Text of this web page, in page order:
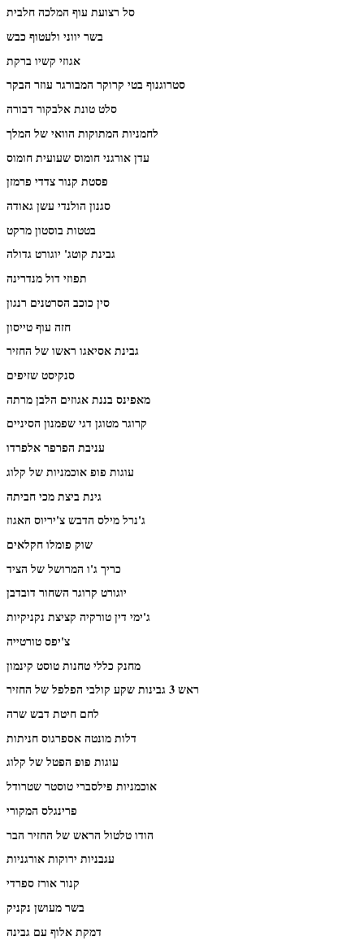
סל רצועת עוף המלכה חלבית
בשר יווני ולעטוף כבש
אגוזי קשיו ברקת
סטרוגנוף בטי קרוקר המבורגר עוזר הבקר
סלט טונת אלבקור דבורה
לחמניות המתוקות הוואי של המלך
עדן אורגני חומוס שעועית חומוס
פסטת קנור צדדי פרמזן
סגנון הולנדי עשן גאודה
בטטות בוסטון מרקט
גבינת קוטג' יוגורט גדולה
תפוזי דול מנדרינה
סין כוכב הסרטנים רנגון
חזה עוף טייסון
גבינת אסיאגו ראשו של החזיר
סנקיסט שזיפים
מאפינס בננת אגוזים הלבן מרתה
קרוגר מטוגן דגי שפמנון הסיניים
עניבת הפרפר אלפרדו
עוגות פופ אוכמניות של קלוג
גינת ביצת מכי חביתה
ג'נרל מילס הדבש צ'יריוס האגוז
שוק פומלו חקלאים
כריך ג'ו המרושל של הציד
יוגורט קרוגר השחור דובדבן
ג'ימי דין טורקיה קציצת נקניקיות
צ'יפס טורטייה
מחנק כללי טחנות טוסט קינמון
ראש 3 גבינות שקע קולבי הפלפל של החזיר
לחם חיטת דבש שרה
דלות מונטה אספרגוס חניתות
עוגות פופ הפטל של קלוג
אוכמניות פילסברי טוסטר שטרודל
פרינגלס המקורי
הודו טלטול הראש של החזיר הבר
עגבניות ירוקות אורגניות
קנור אורז ספרדי
בשר מעושן נקניק
דמקת אלוף עם גבינה